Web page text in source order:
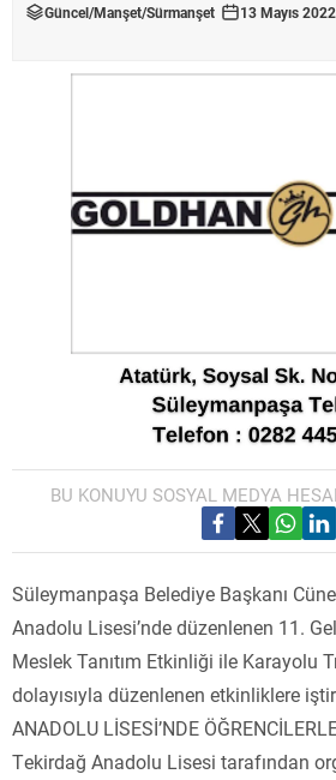
Güncel/Manşet/Sürmanşet 13 Mayıs
BU KONUYU SOSYAL MEDYA
Süleymanpaşa Belediye Başkanı
Anadolu Lisesi’nde düzenlenen 11.
Meslek Tanıtım Etkinliği ile Karayolu
dolayısıyla düzenlenen etkinliklere
ANADOLU LİSESİ’NDE
Tekirdağ Anadolu Lisesi tarafından